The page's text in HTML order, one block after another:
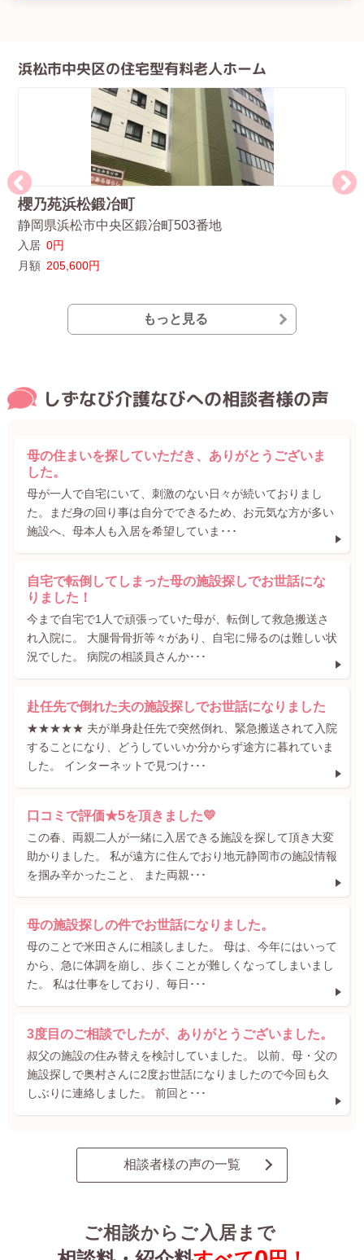
浜松市中央区の住宅型有料老人ホーム
櫻乃苑浜松鍛冶町
静岡県浜松市中央区鍛冶町503番地
入居 0円
月額 205,600円
もっと見る
しずなび介護なびへの相談者様の声
母の住まいを探していただき、ありがとうございま
した。
母が一人で自宅にいて、刺激のない日々が続いておりまし
た。まだ身の回り事は自分でできるため、お元気な方が多い
施設へ、母本人も入居を希望していま･･･
自宅で転倒してしまった母の施設探しでお世話にな
りました！
今まで自宅で1人で頑張っていた母が、転倒して救急搬送さ
れ入院に。 大腿骨骨折等々があり、自宅に帰るのは難しい状
況でした。 病院の相談員さんか･･･
赴任先で倒れた夫の施設探しでお世話になりました
★★★★★ 夫が単身赴任先で突然倒れ、緊急搬送されて入院
することになり、どうしていいか分からず途方に暮れていま
した。 インターネットで見つけ･･･
口コミで評価★5を頂きました💛
この春、両親二人が一緒に入居できる施設を探して頂き大変
助かりました。 私が遠方に住んでおり地元静岡市の施設情報
を掴み辛かったこと、 また両親･･･
母の施設探しの件でお世話になりました。
母のことで米田さんに相談しました。 母は、今年にはいって
から、急に体調を崩し、歩くことが難しくなってしまいまし
た。 私は仕事をしており、毎日･･･
3度目のご相談でしたが、ありがとうございました。
叔父の施設の住み替えを検討していました。 以前、母・父の
施設探しで奥村さんに2度お世話になりましたので今回も久
しぶりに連絡しました。 前回と･･･
相談者様の声の一覧
ご相談からご入居まで